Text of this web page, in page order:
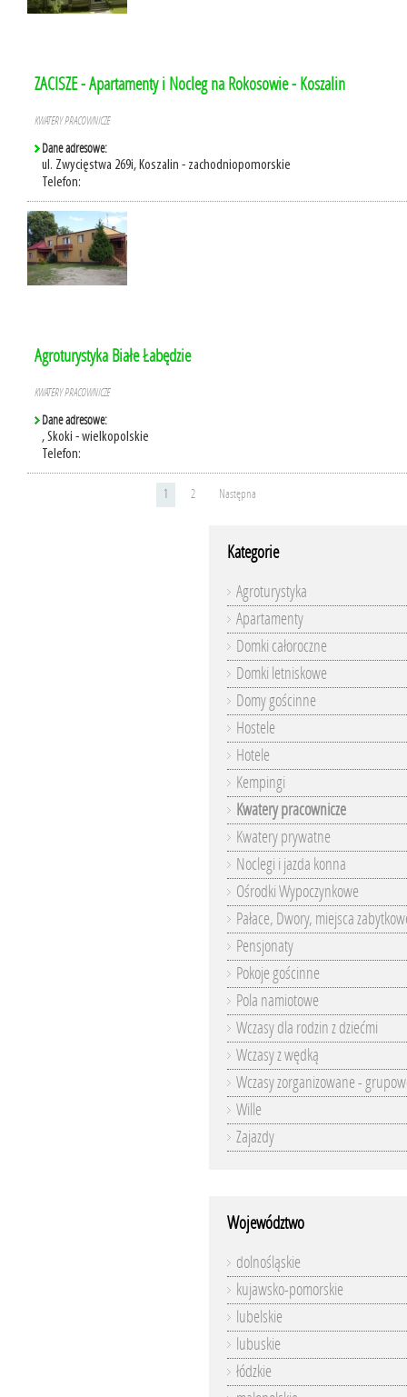
ZACISZE - Apartamenty i Nocleg na Rokosowie - Koszalin
KWATERY PRACOWNICZE
Dane adresowe:
ul. Zwycięstwa 269i, Koszalin - zachodniopomorskie
Telefon:
Agroturystyka Białe Łabędzie
KWATERY PRACOWNICZE
Dane adresowe:
, Skoki - wielkopolskie
Telefon:
1 2 Następna
Kategorie
Agroturystyka
Apartamenty
Domki całoroczne
Domki letniskowe
Domy gościnne
Hostele
Hotele
Kempingi
Kwatery pracownicze
Kwatery prywatne
Noclegi i jazda konna
Ośrodki Wypoczynkowe
Pałace, Dwory, miejsca
Pensjonaty
Pokoje gościnne
Pola namiotowe
Wczasy dla rodzin z dziećmi
Wczasy z wędką
Wczasy zorganizowane -
Wille
Zajazdy
Województwo
dolnośląskie
kujawsko-pomorskie
lubelskie
lubuskie
łódzkie